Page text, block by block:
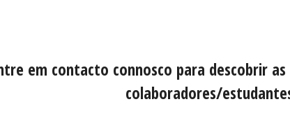
Entre em contacto connosco para descobrir